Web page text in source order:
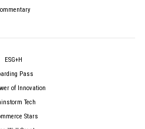
ESG+H
Pass
of Innovation
Tech
Stars